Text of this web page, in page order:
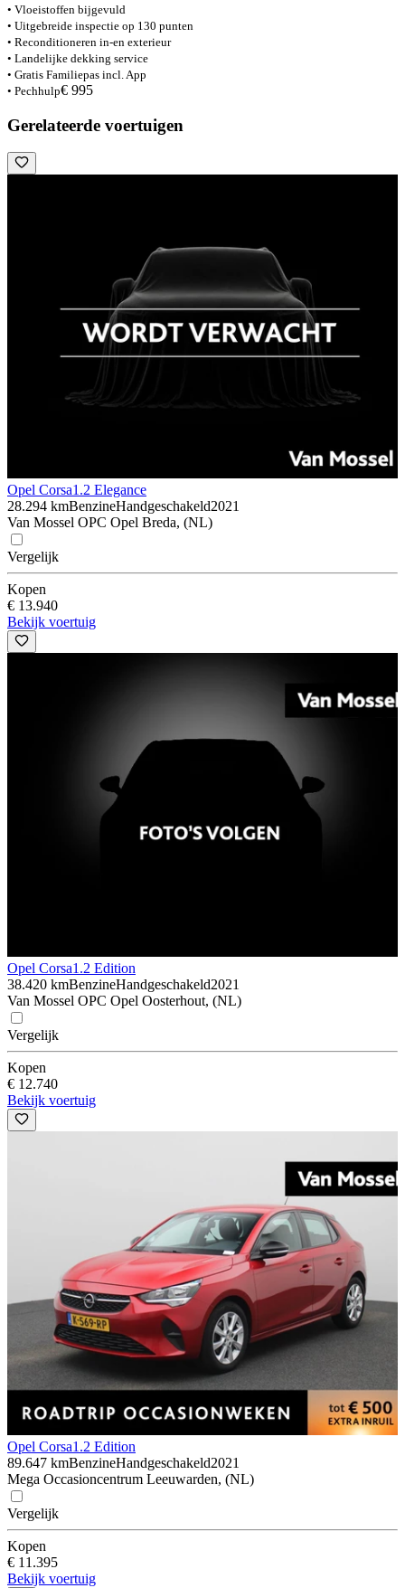
• Vloeistoffen bijgevuld
• Uitgebreide inspectie op 130 punten
• Reconditioneren in-en exterieur
• Landelijke dekking service
• Gratis Familiepas incl. App
• Pechhulp€ 995
Gerelateerde voertuigen
Opel Corsa1.2 Elegance
28.294 kmBenzineHandgeschakeld2021
Van Mossel OPC Opel Breda, (NL)
Vergelijk
Kopen
€ 13.940
Bekijk voertuig
Opel Corsa1.2 Edition
38.420 kmBenzineHandgeschakeld2021
Van Mossel OPC Opel Oosterhout, (NL)
Vergelijk
Kopen
€ 12.740
Bekijk voertuig
Opel Corsa1.2 Edition
89.647 kmBenzineHandgeschakeld2021
Mega Occasioncentrum Leeuwarden, (NL)
Vergelijk
Kopen
€ 11.395
Bekijk voertuig